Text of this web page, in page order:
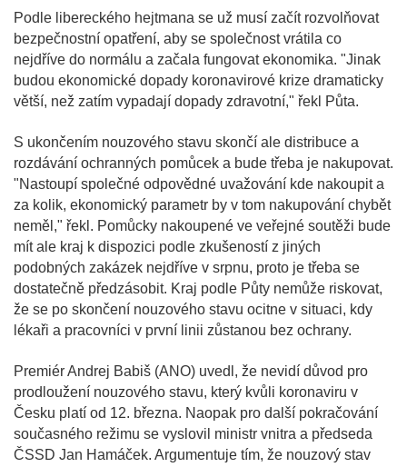
Podle libereckého hejtmana se už musí začít rozvolňovat
bezpečnostní opatření, aby se společnost vrátila co
nejdříve do normálu a začala fungovat ekonomika. "Jinak
budou ekonomické dopady koronavirové krize dramaticky
větší, než zatím vypadají dopady zdravotní," řekl Půta.
S ukončením nouzového stavu skončí ale distribuce a
rozdávání ochranných pomůcek a bude třeba je nakupovat.
"Nastoupí společné odpovědné uvažování kde nakoupit a
za kolik, ekonomický parametr by v tom nakupování chybět
neměl," řekl. Pomůcky nakoupené ve veřejné soutěži bude
mít ale kraj k dispozici podle zkušeností z jiných
podobných zakázek nejdříve v srpnu, proto je třeba se
dostatečně předzásobit. Kraj podle Půty nemůže riskovat,
že se po skončení nouzového stavu ocitne v situaci, kdy
lékaři a pracovníci v první linii zůstanou bez ochrany.
Premiér Andrej Babiš (ANO) uvedl, že nevidí důvod pro
prodloužení nouzového stavu, který kvůli koronaviru v
Česku platí od 12. března. Naopak pro další pokračování
současného režimu se vyslovil ministr vnitra a předseda
ČSSD Jan Hamáček. Argumentuje tím, že nouzový stav